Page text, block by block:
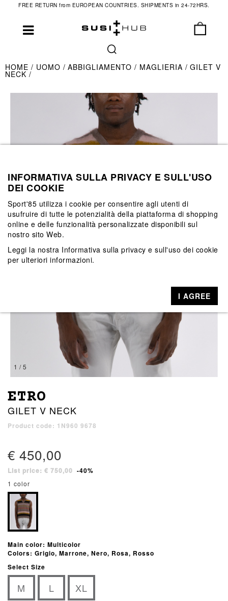
FREE RETURN from EUROPEAN COUNTRIES. SHIPMENTS in 24-72HRS.
HOME UOMO ABBIGLIAMENTO MAGLIERIA GILET V
NECK
1 / 5
ETRO
GILET V NECK
Product code: 1N960 9678
€ 450,00
List price: € 750,00 -40%
1 color
Main color: Multicolor
Colors: Grigio, Marrone, Nero, Rosa, Rosso
Select Size
M L XL
INFORMATIVA SULLA PRIVACY E SULL'USO
DEI COOKIE
Sport'85 utilizza i cookie per consentire agli utenti di
usufruire di tutte le potenzialità della piattaforma di shopping
online e delle funzionalità personalizzate disponibili sul
nostro sito Web.
Leggi la nostra Informativa sulla privacy e sull'uso dei cookie
per ulteriori informazioni.
I AGREE